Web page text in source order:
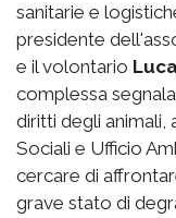
sanitarie e
presidente
e il volontario
complessa
diritti degli animali,
Sociali e Ufficio
cercare di
grave stato di